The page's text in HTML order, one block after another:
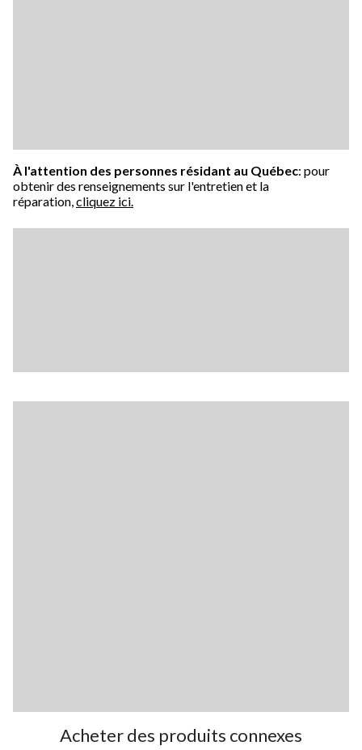
À l'attention des personnes résidant au Québec: pour
obtenir des renseignements sur l'entretien et la
réparation,cliquez ici.
Acheter des produits connexes